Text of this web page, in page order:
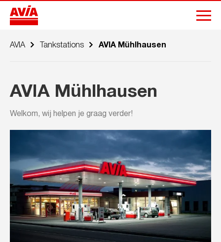
AVIA Tankstations AVIA Mühlhausen
AVIA Mühlhausen
Welkom, wij helpen je graag verder!